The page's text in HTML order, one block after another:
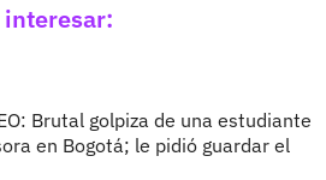
Brutal golpiza de una estudiante
en Bogotá; le pidió guardar el